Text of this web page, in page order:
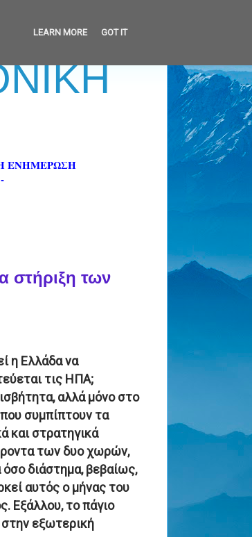
ΕΝΗΜΕΡΩΣΗ
στήριξη των
η Ελλάδα να
τις ΗΠΑ;
αλλά μόνο στο
συμπίπτουν τα
και στρατηγικά
των δυο χωρών,
όσο διάστημα, βεβαίως,
αυτός ο μήνας του
Εξάλλου, το πάγιο
εξωτερική
LEARN MORE GOT IT